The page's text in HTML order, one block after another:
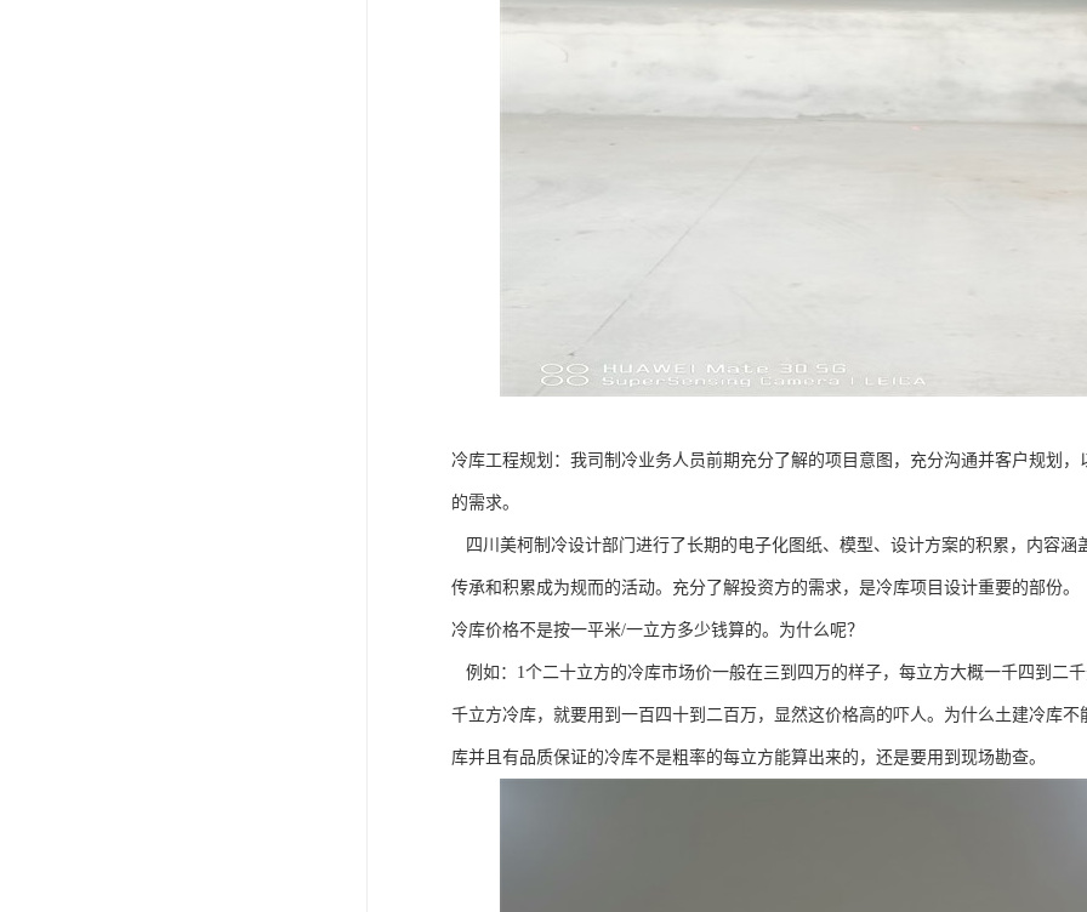
冷库工程规划：我司制冷业务人员前期充分了解的项目意图，充分沟通并客户规划
的需求。
四川美柯制冷设计部门进行了长期的电子化图纸、模型、设计方案的积累，内容
传承和积累成为规而的活动。充分了解投资方的需求，是冷库项目设计重要的部份。
冷库价格不是按一平米/一立方多少钱算的。为什么呢？
例如：1个二十立方的冷库市场价一般在三到四万的样子，每立方大概一千四到二
千立方冷库，就要用到一百四十到二百万，显然这价格高的吓人。为什么土建冷库
库并且有品质保证的冷库不是粗率的每立方能算出来的，还是要用到现场勘查。